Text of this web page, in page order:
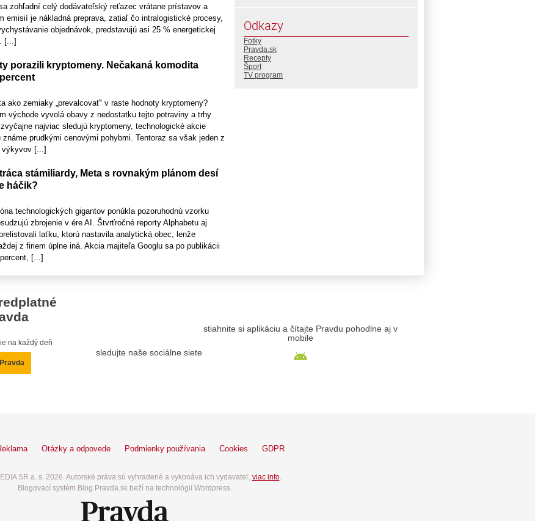
zohľadní celý dodávateľský reťazec vrátane prístavov a
emisií je nákladná preprava, zatiaľ čo intralogistické procesy,
objednávok, predstavujú asi 25 % energetickej
[...]
porazili kryptomeny. Nečakaná komodita
ako zemiaky „prevalcovať“ v raste hodnoty kryptomeny?
východe vyvolá obavy z nedostatku tejto potraviny a trhy
najviac sledujú kryptomeny, technologické akcie
prudkými cenovými pohybmi. Tentoraz sa však jeden z
výkyvov [...]
stámiliardy, Meta s rovnakým plánom desí
háčik?
technologických gigantov ponúkla pozoruhodnú vzorku
zbrojenie v ére AI. Štvrťročné reporty Alphabetu aj
laťku, ktorú nastavila analytická obec, lenže
z firiem úplne iná. Akcia majiteľa Googlu sa po publikácii
[...]
Odkazy
Fotky
Pravda.sk
Recepty
Šport
TV program
na každý deň
sledujte naše sociálne siete
stiahnite si aplikáciu a čítajte Pravdu pohodlne aj v
mobile
Otázky a odpovede Podmienky používania Cookies GDPR
SR a. s. 2026. Autorské práva sú vyhradené a vykonáva ich vydavateľ, viac info.
Blogovací systém Blog.Pravda.sk beží na technológií Wordpress.